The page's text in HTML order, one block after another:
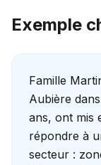
Exemple
Famille
Aubière
ans, ont mis
répondre à
secteur :